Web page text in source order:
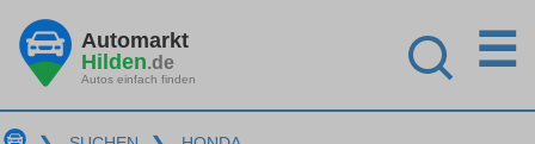
Automarkt
Hilden.de
Autos einfach finden
☰